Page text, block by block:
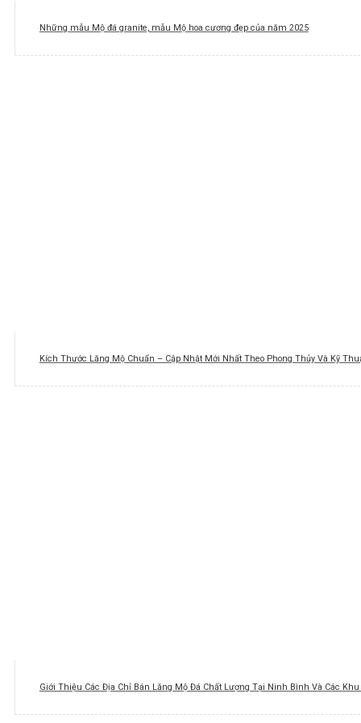
Những mẫu Mộ đá granite, mẫu Mộ hoa cương đẹp của năm 2025
Kích Thước Lăng Mộ Chuẩn – Cập Nhật Mới Nhất Theo Phong Thủy Và Kỹ
Giới Thiệu Các Địa Chỉ Bán Lăng Mộ Đá Chất Lượng Tại Ninh Bình Và Các Khu